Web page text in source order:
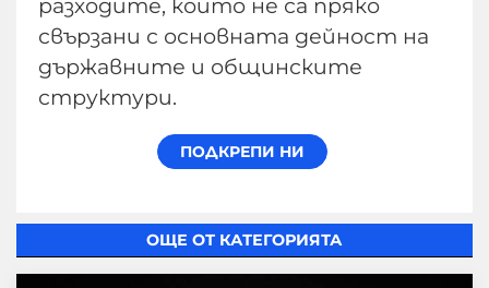
разходите, които не са пряко
свързани с основната дейност на
държавните и общинските
структури.
ОЩЕ ОТ КАТЕГОРИЯТА